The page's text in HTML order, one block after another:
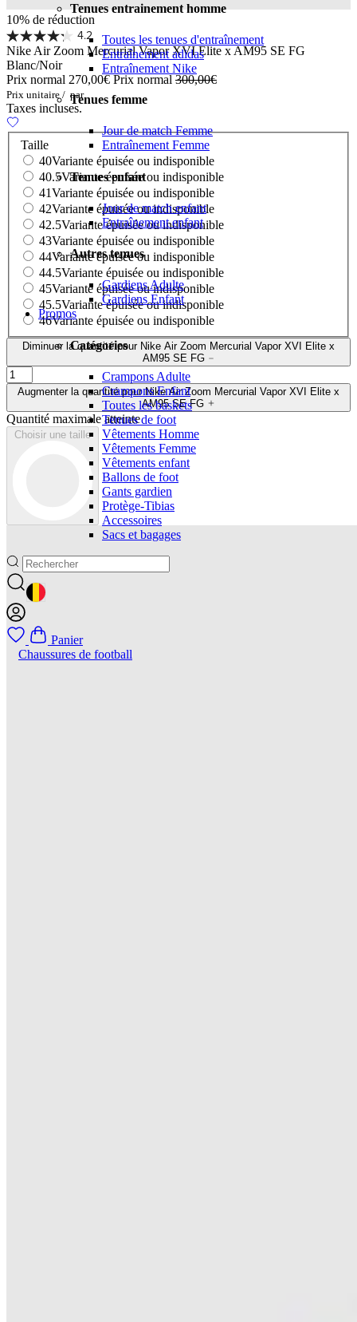
Tenues entrainement homme
Toutes les tenues d'entraînement
Entraînement adidas
Entraînement Nike
Tenues femme
Jour de match Femme
Entraînement Femme
Tenues enfant
Jour de match enfant
Entraînement enfant
Autres tenues
Gardiens Adulte
Gardiens Enfant
Promos
Catégories
Crampons Adulte
Crampons Enfant
Toutes les baskets
Tenues de foot
Vêtements Homme
Vêtements Femme
Vêtements enfant
Ballons de foot
Gants gardien
Protège-Tibias
Accessoires
Sacs et bagages
GEOLOCATION BUTTON: BELGIQUE
Panier
Chaussures de football
10% de réduction
4.2
Nike Air Zoom Mercurial Vapor XVI Elite x AM95 SE FG
Blanc/Noir
Prix normal 270,00€ Prix normal 300,00€
Prix unitaire / par
Taxes incluses.
Taille
40Variante épuisée ou indisponible
40.5Variante épuisée ou indisponible
41Variante épuisée ou indisponible
42Variante épuisée ou indisponible
42.5Variante épuisée ou indisponible
43Variante épuisée ou indisponible
44Variante épuisée ou indisponible
44.5Variante épuisée ou indisponible
45Variante épuisée ou indisponible
45.5Variante épuisée ou indisponible
46Variante épuisée ou indisponible
Diminuer la quantité pour Nike Air Zoom Mercurial Vapor XVI Elite x
AM95 SE FG
Augmenter la quantité pour Nike Air Zoom Mercurial Vapor XVI Elite x
AM95 SE FG
Quantité maximale atteinte
Choisir une taille